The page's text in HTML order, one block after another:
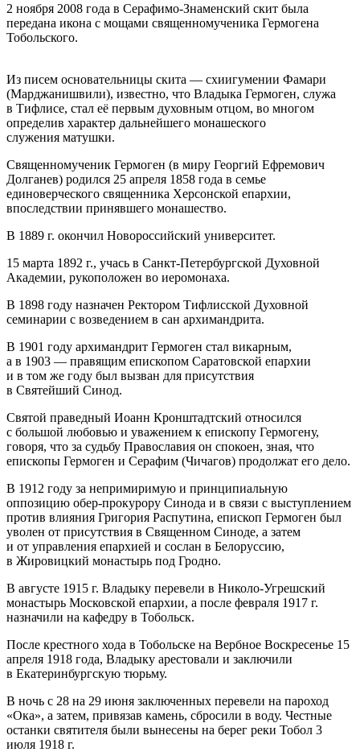
2 ноября 2008 года в Серафимо-Знаменский скит была
передана икона с мощами священномученика Гермогена
Тобольского.
Из писем основательницы скита — схиигумении Фамари
(Марджанишвили), известно, что Владыка Гермоген, служа
в Тифлисе, стал её первым духовным отцом, во многом
определив характер дальнейшего монашеского
служения матушки.
Священномученик Гермоген (в миру Георгий Ефремович
Долганев) родился 25 апреля 1858 года в семье
единоверческого священника Херсонской епархии,
впоследствии принявшего монашество.
В 1889 г. окончил Новороссийский университет.
15 марта 1892 г., учась в Санкт-Петербургской Духовной
Академии, рукоположен во иеромонаха.
В 1898 году назначен Ректором Тифлисской Духовной
семинарии с возведением в сан архимандрита.
В 1901 году архимандрит Гермоген стал викарным,
а в 1903 — правящим епископом Саратовской епархии
и в том же году был вызван для присутствия
в Святейший Синод.
Святой праведный Иоанн Кронштадтский относился
с большой любовью и уважением к епископу Гермогену,
говоря, что за судьбу Православия он спокоен, зная, что
епископы Гермоген и Серафим (Чичагов) продолжат его дело.
В 1912 году за непримиримую и принципиальную
оппозицию обер-прокурору Синода и в связи с выступлением
против влияния Григория Распутина, епископ Гермоген был
уволен от присутствия в Священном Синоде, а затем
и от управления епархией и сослан в Белоруссию,
в Жировицкий монастырь под Гродно.
В августе 1915 г. Владыку перевели в Николо-Угрешский
монастырь Московской епархии, а после февраля 1917 г.
назначили на кафедру в Тобольск.
После крестного хода в Тобольске на Вербное Воскресенье 15
апреля 1918 года, Владыку арестовали и заключили
в Екатеринбургскую тюрьму.
В ночь с 28 на 29 июня заключенных перевели на пароход
«Ока», а затем, привязав камень, сбросили в воду. Честные
останки святителя были вынесены на берег реки Тобол 3
июля 1918 г.